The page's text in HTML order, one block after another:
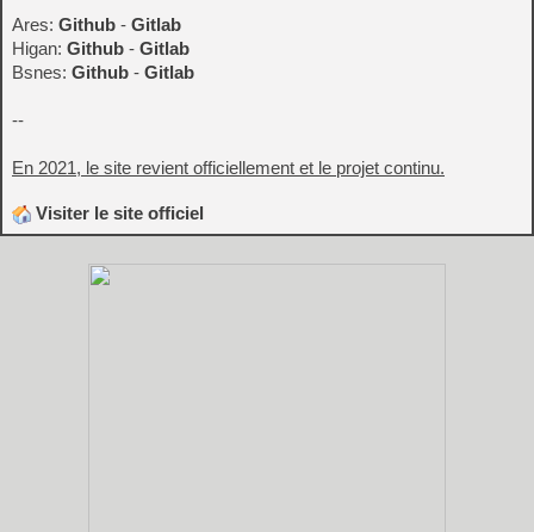
Ares: Github - Gitlab
Higan: Github - Gitlab
Bsnes: Github - Gitlab
--
En 2021, le site revient officiellement et le projet continu.
Visiter le site officiel